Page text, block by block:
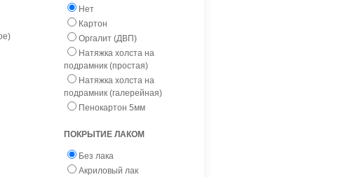
Нет
Картон
Оргалит (ДВП)
Натяжка холста на
подрамник (простая)
Натяжка холста на
подрамник (галерейная)
Пенокартон 5мм
ПОКРЫТИЕ ЛАКОМ
Без лака
Акриловый лак